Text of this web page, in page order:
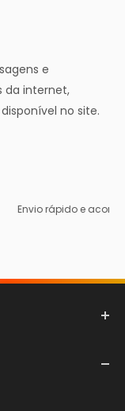
e
da internet,
no site.
código de rastreio